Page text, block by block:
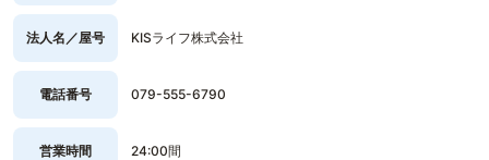
法人名／屋号 KISライフ株式会社
電話番号 079-555-6790
営業時間 24:00間